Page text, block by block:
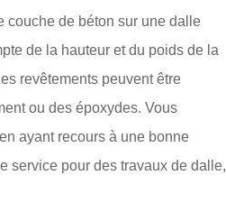
couche de béton sur une dalle
de la hauteur et du poids de la
revêtements peuvent être
ou des époxydes. Vous
ayant recours à une bonne
service pour des travaux de dalle,